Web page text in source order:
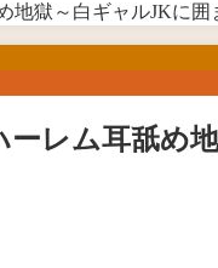
地獄～白ギャルJKに
ーレム耳舐